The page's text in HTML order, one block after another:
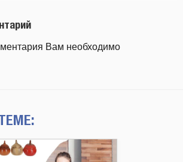
Вам необходимо